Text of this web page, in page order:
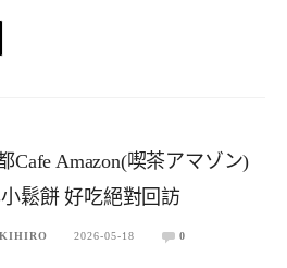
Cafe Amazon(喫茶アマゾン)
鬆餅 好吃絕對回訪
2026-05-18 0